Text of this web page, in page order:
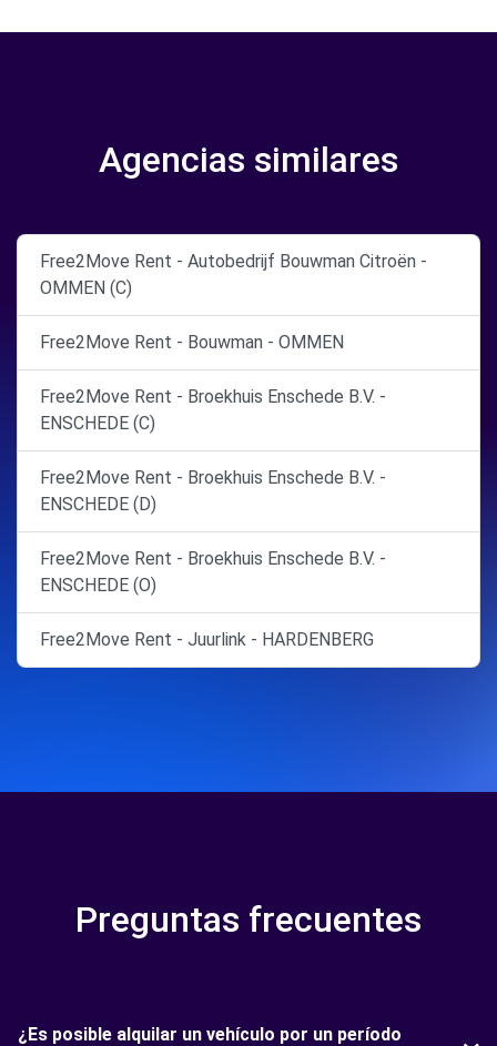
Agencias similares
Free2Move Rent - Autobedrijf Bouwman Citroën -
OMMEN (C)
Free2Move Rent - Bouwman - OMMEN
Free2Move Rent - Broekhuis Enschede B.V. -
ENSCHEDE (C)
Free2Move Rent - Broekhuis Enschede B.V. -
ENSCHEDE (D)
Free2Move Rent - Broekhuis Enschede B.V. -
ENSCHEDE (O)
Free2Move Rent - Juurlink - HARDENBERG
Preguntas frecuentes
¿Es posible alquilar un vehículo por un período